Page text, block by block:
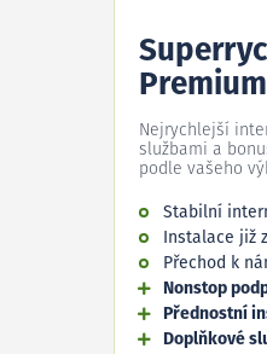
Nejrychlejší
službami a
podle vašeho
Stabilní
Instalace již
Přechod k
Nonstop
Přednostní
Doplňkové